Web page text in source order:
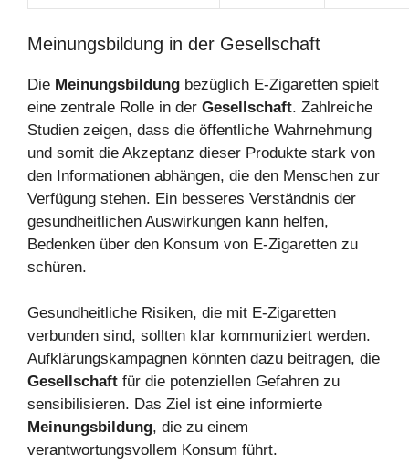
Meinungsbildung in der Gesellschaft
Die Meinungsbildung bezüglich E-Zigaretten spielt
eine zentrale Rolle in der Gesellschaft. Zahlreiche
Studien zeigen, dass die öffentliche Wahrnehmung
und somit die Akzeptanz dieser Produkte stark von
den Informationen abhängen, die den Menschen zur
Verfügung stehen. Ein besseres Verständnis der
gesundheitlichen Auswirkungen kann helfen,
Bedenken über den Konsum von E-Zigaretten zu
schüren.
Gesundheitliche Risiken, die mit E-Zigaretten
verbunden sind, sollten klar kommuniziert werden.
Aufklärungskampagnen könnten dazu beitragen, die
Gesellschaft für die potenziellen Gefahren zu
sensibilisieren. Das Ziel ist eine informierte
Meinungsbildung, die zu einem
verantwortungsvollem Konsum führt.